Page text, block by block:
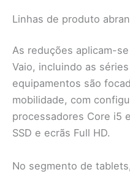
Linhas de produto
As reduções aplicam-
Vaio, incluindo as
equipamentos são
mobilidade, com
processadores Core i5
SSD e ecrãs Full HD.
No segmento de